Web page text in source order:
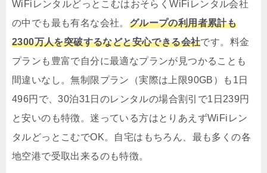
WiFiレンタルどっとこむはおそらくWiFiレンタル会社
の中でも最も有名な会社。 グループの利用者累計も
2300万人を突破するなどと安心できる会社です。料金
プランも豊富で自分に最適なプランが見つかることも
間違いなし。無制限プラン（実際は上限90GB）も1日
496円で、30泊31日のレンタルの場合割引で1日239円
と安いのも特徴。迷っている方はとりあえずWiFiレン
タルどっとこむでOK。自宅はもちろん、最も多くの各
地空港で受取出来るのも特徴。